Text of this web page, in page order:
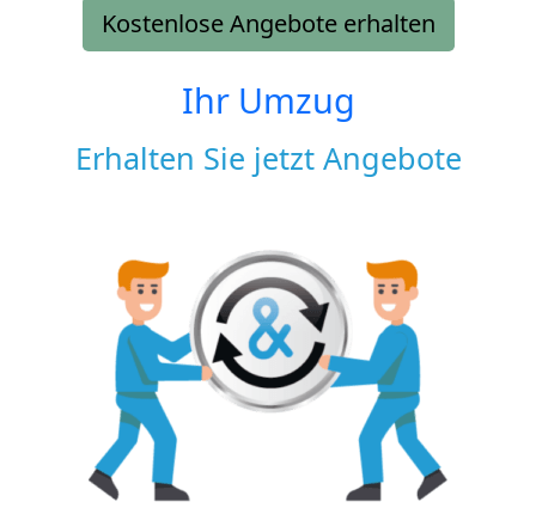
Kostenlose Angebote erhalten
Ihr Umzug
Erhalten Sie jetzt Angebote